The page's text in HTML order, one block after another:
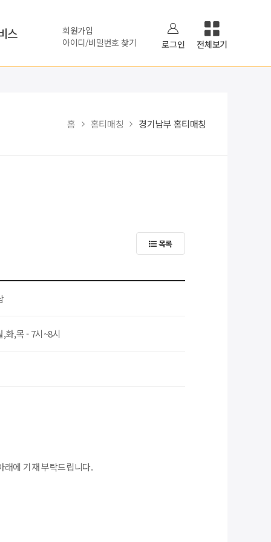
스
회원가입
아이디/비밀번호 찾기
로그인 전체보기
홈 홈티매칭 경기남부 홈티매칭
목록
,화,목 - 7시~8시
래에 기재 부탁드립니다.